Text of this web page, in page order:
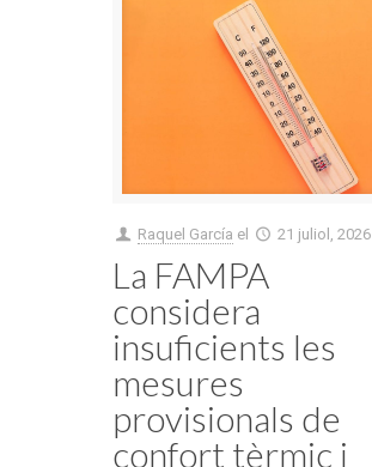
Raquel García el 21 juliol, 2026
La FAMPA
considera
insuficients les
mesures
provisionals de
confort tèrmic i